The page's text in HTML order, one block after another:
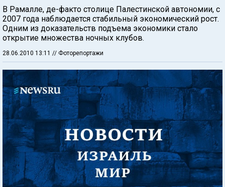
В Рамалле, де-факто столице Палестинской автономии, с
2007 года наблюдается стабильный экономический рост.
Одним из доказательств подъема экономики стало
открытие множества ночных клубов.
28.06.2010 13:11 // Фоторепортажи